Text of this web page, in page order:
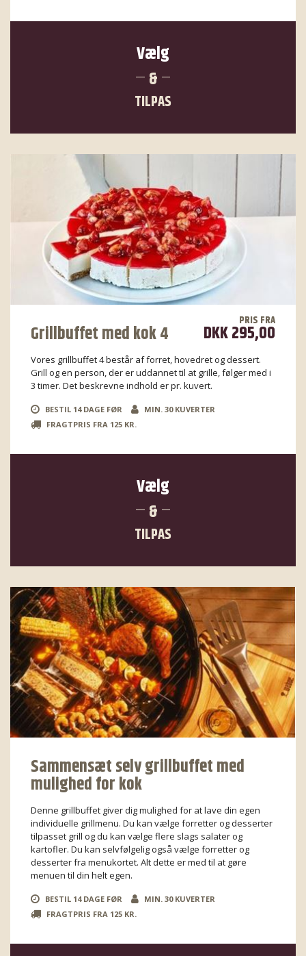
Vælg
&
TILPAS
Grillbuffet med kok 4
PRIS FRA
DKK 295,00
Vores grillbuffet 4 består af forret, hovedret og dessert.
Grill og en person, der er uddannet til at grille, følger med i
3 timer. Det beskrevne indhold er pr. kuvert.
BESTIL 14 DAGE FØR
MIN. 30 KUVERTER
FRAGTPRIS FRA 125 KR.
Vælg
&
TILPAS
Sammensæt selv grillbuffet med
mulighed for kok
Denne grillbuffet giver dig mulighed for at lave din egen
individuelle grillmenu. Du kan vælge forretter og desserter
tilpasset grill og du kan vælge flere slags salater og
kartofler. Du kan selvfølgelig også vælge forretter og
desserter fra menukortet. Alt dette er med til at gøre
menuen til din helt egen.
BESTIL 14 DAGE FØR
MIN. 30 KUVERTER
FRAGTPRIS FRA 125 KR.